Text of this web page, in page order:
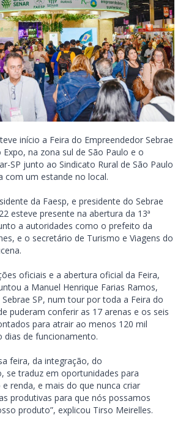
início a Feira do Empreendedor Sebrae
na zona sul de São Paulo e o
SP junto ao Sindicato Rural de São Paulo
com um estande no local.
da Faesp, e presidente do Sebrae
esteve presente na abertura da 13ª
a autoridades como o prefeito da
e o secretário de Turismo e Viagens do
oficiais e a abertura oficial da Feira,
a Manuel Henrique Farias Ramos,
SP, num tour por toda a Feira do
puderam conferir as 17 arenas e os seis
para atrair ao menos 120 mil
dias de funcionamento.
feira, da integração, do
se traduz em oportunidades para
renda, e mais do que nunca criar
produtivas para que nós possamos
produto”, explicou Tirso Meirelles.